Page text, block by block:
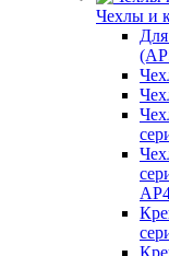
Чехлы и